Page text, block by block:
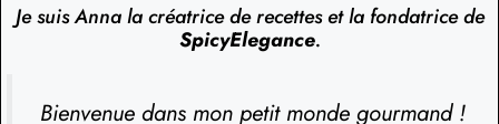
Je suis Anna la créatrice de recettes et la fondatrice de
SpicyElegance.
Bienvenue dans mon petit monde gourmand !